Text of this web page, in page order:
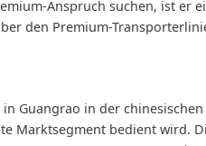
Anspruch suchen, ist er
den Premium-
Guangrao in der
Marktsegment bedient wird.